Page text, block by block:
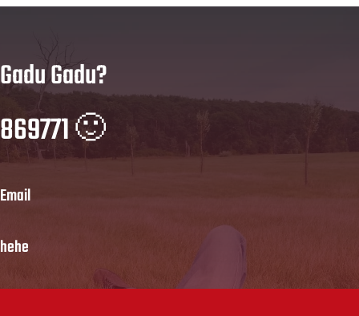
Gadu Gadu?
869771 🙂
Email
hehe